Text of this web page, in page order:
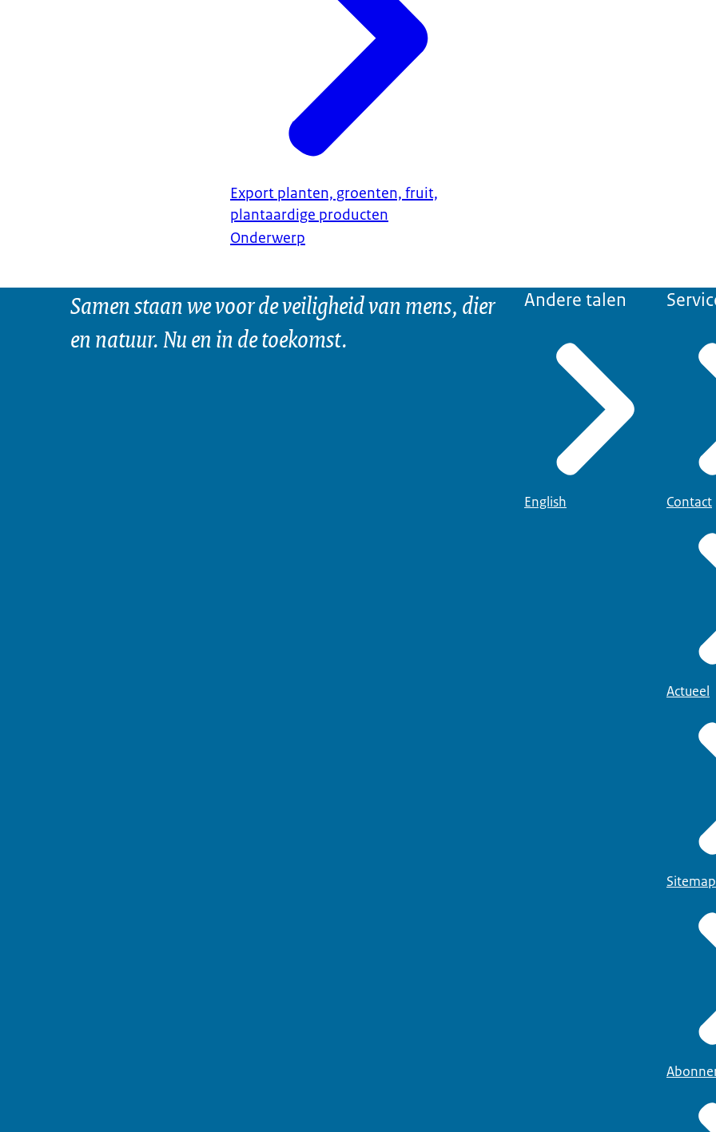
Export planten, groenten, fruit,
plantaardige producten
Onderwerp
Samen staan we voor de veiligheid van mens, dier
en natuur. Nu en in de toekomst.
Andere talen
English Contact
Actueel
Sitemap